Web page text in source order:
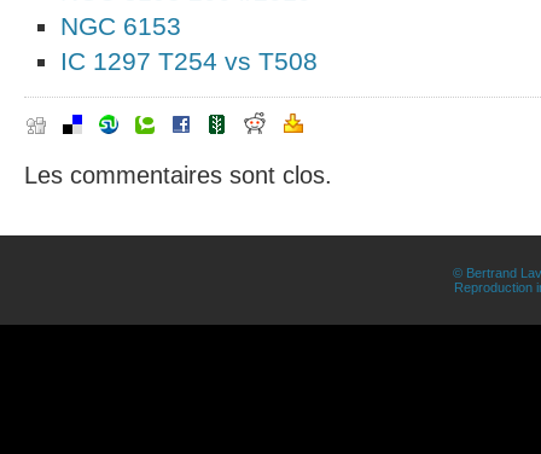
NGC 6153
IC 1297 T254 vs T508
Les commentaires sont clos.
© Bertrand
Reproduction